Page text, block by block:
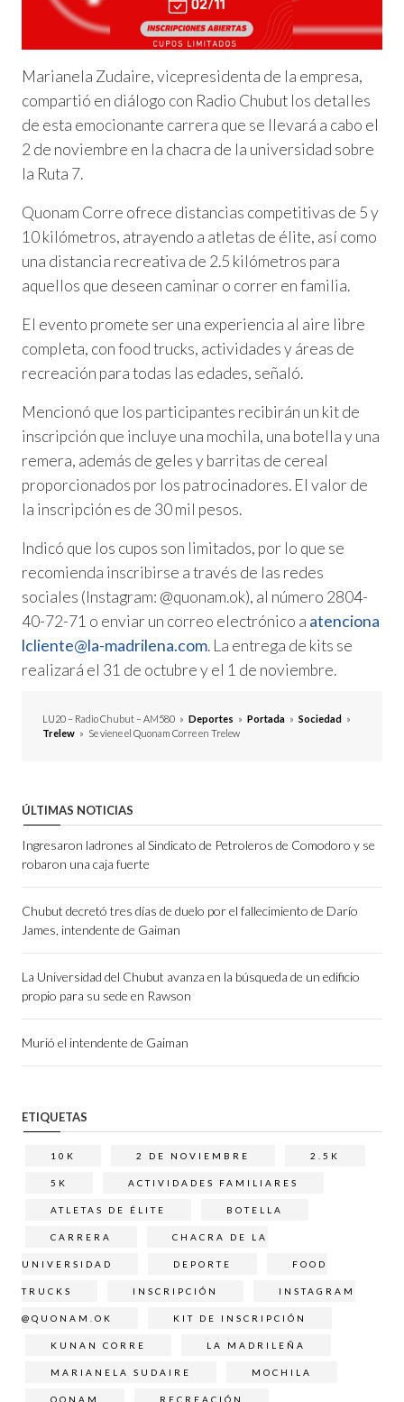
Marianela Zudaire, vicepresidenta de la empresa,
compartió en diálogo con Radio Chubut los detalles
de esta emocionante carrera que se llevará a cabo el
2 de noviembre en la chacra de la universidad sobre
la Ruta 7.
Quonam Corre ofrece distancias competitivas de 5 y
10 kilómetros, atrayendo a atletas de élite, así como
una distancia recreativa de 2.5 kilómetros para
aquellos que deseen caminar o correr en familia.
El evento promete ser una experiencia al aire libre
completa, con food trucks, actividades y áreas de
recreación para todas las edades, señaló.
Mencionó que los participantes recibirán un kit de
inscripción que incluye una mochila, una botella y una
remera, además de geles y barritas de cereal
proporcionados por los patrocinadores. El valor de
la inscripción es de 30 mil pesos.
Indicó que los cupos son limitados, por lo que se
recomienda inscribirse a través de las redes
sociales (Instagram: @quonam.ok), al número 2804-
40-72-71 o enviar un correo electrónico a atenciona
lcliente@la-madrilena.com. La entrega de kits se
realizará el 31 de octubre y el 1 de noviembre.
LU20 – Radio Chubut – AM580 » Deportes » Portada » Sociedad »
Trelew » Se viene el Quonam Corre en Trelew
ÚLTIMAS NOTICIAS
Ingresaron ladrones al Sindicato de Petroleros de Comodoro y se
robaron una caja fuerte
Chubut decretó tres días de duelo por el fallecimiento de Darío
James, intendente de Gaiman
La Universidad del Chubut avanza en la búsqueda de un edificio
propio para su sede en Rawson
Murió el intendente de Gaiman
ETIQUETAS
10K 2 DE NOVIEMBRE 2.5K
5K ACTIVIDADES FAMILIARES
ATLETAS DE ÉLITE BOTELLA
CARRERA CHACRA DE LA
UNIVERSIDAD DEPORTE FOOD
TRUCKS INSCRIPCIÓN INSTAGRAM
@QUONAM.OK KIT DE INSCRIPCIÓN
KUNAN CORRE LA MADRILEÑA
MARIANELA SUDAIRE MOCHILA
QONAM RECREACIÓN